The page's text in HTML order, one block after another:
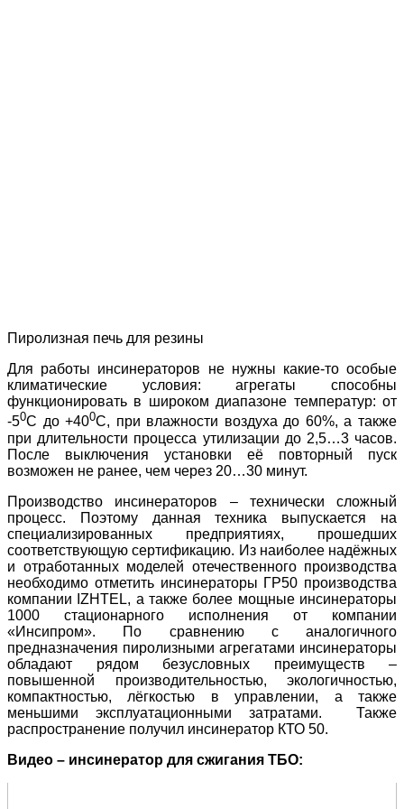
Пиролизная печь для резины
Для работы инсинераторов не нужны какие-то особые
климатические условия: агрегаты способны
функционировать в широком диапазоне температур: от
-50С до +400С, при влажности воздуха до 60%, а также
при длительности процесса утилизации до 2,5…3 часов.
После выключения установки её повторный пуск
возможен не ранее, чем через 20…30 минут.
Производство инсинераторов – технически сложный
процесс. Поэтому данная техника выпускается на
специализированных предприятиях, прошедших
соответствующую сертификацию. Из наиболее надёжных
и отработанных моделей отечественного производства
необходимо отметить инсинераторы ГР50 производства
компании IZHTEL, а также более мощные инсинераторы
1000 стационарного исполнения от компании
«Инсипром». По сравнению с аналогичного
предназначения пиролизными агрегатами инсинераторы
обладают рядом безусловных преимуществ –
повышенной производительностью, экологичностью,
компактностью, лёгкостью в управлении, а также
меньшими эксплуатационными затратами. Также
распространение получил инсинератор КТО 50.
Видео – инсинератор для сжигания ТБО: